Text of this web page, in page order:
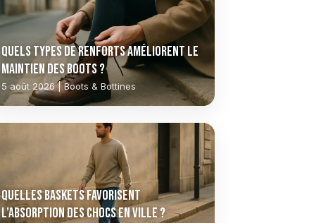
Quels types de renforts améliorent le
maintien des boots ?
5 août 2026 | Boots & Bottines
Quelles baskets favorisent
l’absorption des chocs en ville ?